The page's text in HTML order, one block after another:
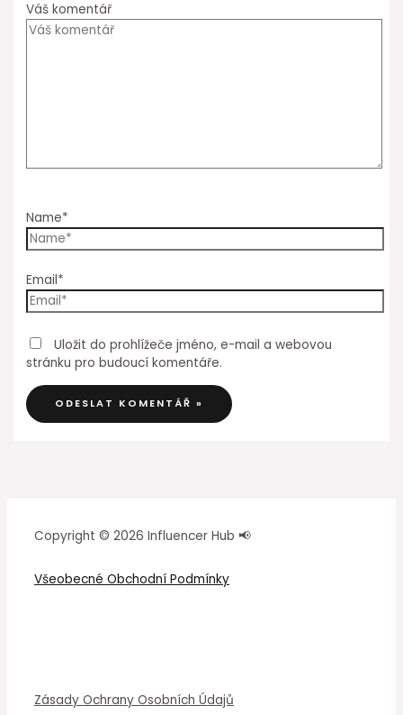
Váš komentář
Name*
Email*
Uložit do prohlížeče jméno, e-mail a webovou
stránku pro budoucí komentáře.
Copyright © 2026 Influencer Hub 📢
Všeobecné Obchodní Podmínky
Zásady Ochrany Osobních Údajů